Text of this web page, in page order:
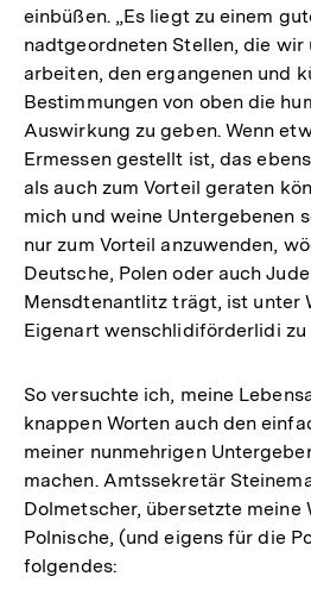
einbüßen. „Es liegt zu einem
nadtgeordneten Stellen, die wir
arbeiten, den ergangenen und
Bestimmungen von oben die
Auswirkung zu geben. Wenn
Ermessen gestellt ist, das
als auch zum Vorteil geraten
mich und weine Untergebenen
nur zum Vorteil anzuwenden,
Deutsche, Polen oder auch
Mensdtenantlitz trägt, ist unter
Eigenart wenschlidiförderlidi zu
So versuchte ich, meine
knappen Worten auch den
meiner nunmehrigen
machen. Amtssekretär
Dolmetscher, übersetzte meine
Polnische, (und eigens für die
folgendes: